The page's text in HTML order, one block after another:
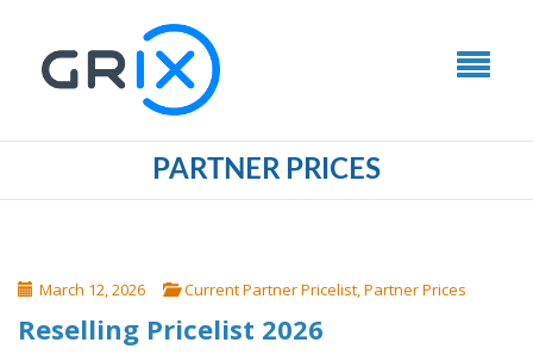
PARTNER PRICES
March 12, 2026 Current Partner Pricelist,Partner Prices
Reselling Pricelist 2026